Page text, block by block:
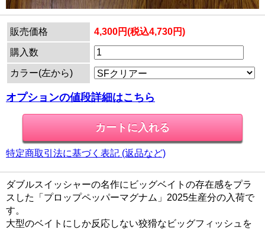
販売価格 4,300円(税込4,730円)
購入数
カラー(左から)
オプションの値段詳細はこちら
特定商取引法に基づく表記 (返品など)
ダブルスイッシャーの名作にビッグベイトの存在感をプラ
スした「プロップペッパーマグナム」2025生産分の入荷で
す。
大型のベイトにしか反応しない狡猾なビッグフィッシュを